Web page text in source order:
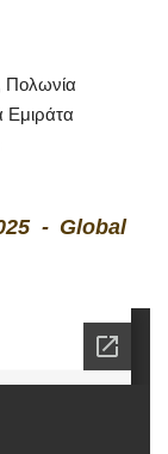
Πολωνία
- Global